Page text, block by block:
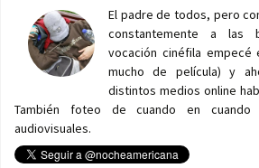
El padre de todos, pero
constantemente a las
vocación cinéfila
mucho de película) y
distintos medios online
También foteo de cuando en
audiovisuales.